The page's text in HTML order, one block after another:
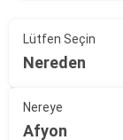
Lütfen Seçin
Nereden
Nereye
Afyon